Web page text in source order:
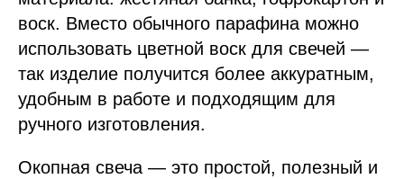
воск. Вместо обычного парафина можно
использовать цветной воск для свечей —
так изделие получится более аккуратным,
удобным в работе и подходящим для
ручного изготовления.
Окопная свеча — это простой, полезный и